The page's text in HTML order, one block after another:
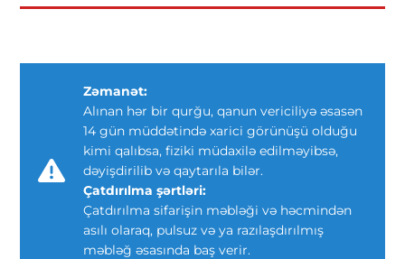
Zəmanət:
Alınan hər bir qurğu, qanun vericiliyə əsasən
14 gün müddətində xarici görünüşü olduğu
kimi qalıbsa, fiziki müdaxilə edilməyibsə,
dəyişdirilib və qaytarıla bilər.
Çatdırılma şərtləri:
Çatdırılma sifarişin məbləği və həcmindən
asılı olaraq, pulsuz və ya razılaşdırılmış
məbləğ əsasında baş verir.